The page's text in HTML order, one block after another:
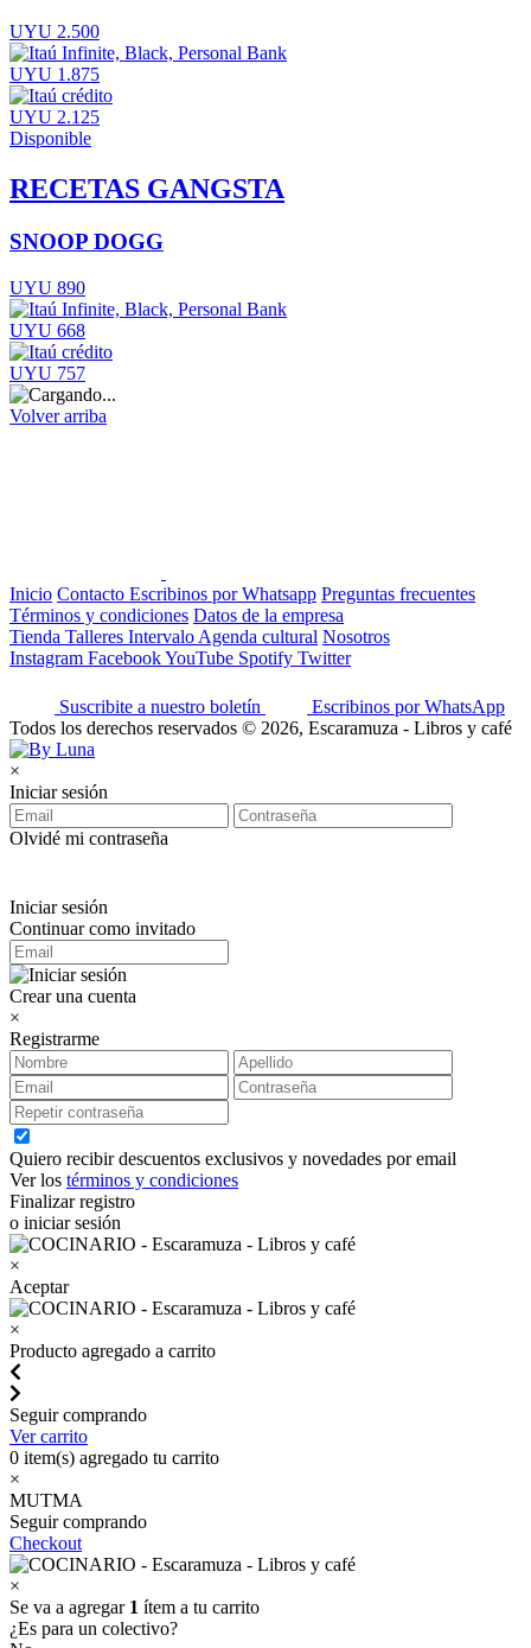
UYU 2.500
UYU 1.875
UYU 2.125
Disponible
RECETAS GANGSTA
SNOOP DOGG
UYU 890
UYU 668
UYU 757
Volver arriba
Inicio Contacto Escribinos por Whatsapp Preguntas frecuentes
Términos y condiciones Datos de la empresa
Tienda Talleres Intervalo Agenda cultural Nosotros
Instagram FacebookYouTube Spotify Twitter
Suscribite a nuestro boletín
Escribinos por WhatsApp
Todos los derechos reservados © 2026, Escaramuza - Libros y café
×
Iniciar sesión
Olvidé mi contraseña
Iniciar sesión
Continuar como invitado
Crear una cuenta
×
Registrarme
Quiero recibir descuentos exclusivos y novedades por email
Ver los términos y condiciones
Finalizar registro
o iniciar sesión
×
Aceptar
×
Producto agregado a carrito
Seguir comprando
Ver carrito
0 item(s) agregado tu carrito
×
MUTMA
Seguir comprando
Checkout
×
Se va a agregar 1 ítem a tu carrito
¿Es para un colectivo?